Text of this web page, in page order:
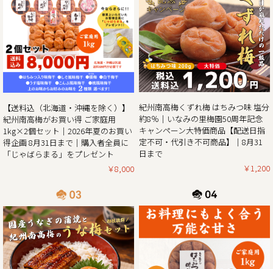
催!!
この度、ご家庭用梅干1kg×2個セットが大変お得にお買い求
めいただける夏のお買い得企画を8月31日（日）まで開催さ
せていただきます。また、期間中当企画の商品をご購入いた
だいたお客様全員に和歌山県北山村が原産のじゃばらを使っ
たジュース「じゃばらまる」もプレゼント！
の4月に降った雹（ひょう）被害により、2年連続の梅の大凶
作となり梅の収量は例年の半分〜3割の見込みとなりまし
た。そんな中でも天災にも負けず強く育った梅を皆さまの元
へお届けしたい、そんな想いから夏のお買い得企画を開催さ
2025/05/13
生クリームぱんだ感謝還元セール!!｜生クリームぱんだ21個
セットを大特価販売中!!
皆さまに親しまれた和歌山のジャイアントパンダが6月で中
国に返還となります。
「今までありがとう」の感謝を気持ちを込めて、生クリーム
【送料込（北海道・沖縄を除く）】
紀州南高梅がお買い得 ご家庭用
1kg×2個セット｜2026年夏のお買い
得企画 8月31日まで｜購入者全員に
「じゃばらまる」をプレゼント
￥8,000
紀州南高梅くずれ梅 はちみつ味 塩分
約8％｜いなみの里梅園50周年記念
キャンペーン大特価商品【配送日指
定不可・代引き不可商品】｜8月31
日まで
￥1,200